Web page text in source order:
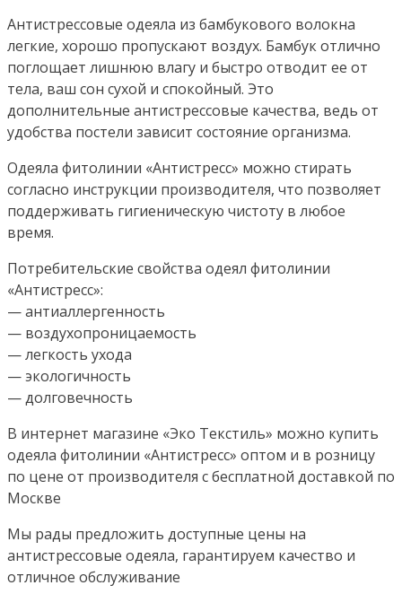
Антистрессовые одеяла из бамбукового волокна
легкие, хорошо пропускают воздух. Бамбук отлично
поглощает лишнюю влагу и быстро отводит ее от
тела, ваш сон сухой и спокойный. Это
дополнительные антистрессовые качества, ведь от
удобства постели зависит состояние организма.
Одеяла фитолинии «Антистресс» можно стирать
согласно инструкции производителя, что позволяет
поддерживать гигиеническую чистоту в любое
время.
Потребительские свойства одеял фитолинии
«Антистресс»:
— антиаллергенность
— воздухопроницаемость
— легкость ухода
— экологичность
— долговечность
В интернет магазине «Эко Текстиль» можно купить
одеяла фитолинии «Антистресс» оптом и в розницу
по цене от производителя с бесплатной доставкой по
Москве
Мы рады предложить доступные цены на
антистрессовые одеяла, гарантируем качество и
отличное обслуживание